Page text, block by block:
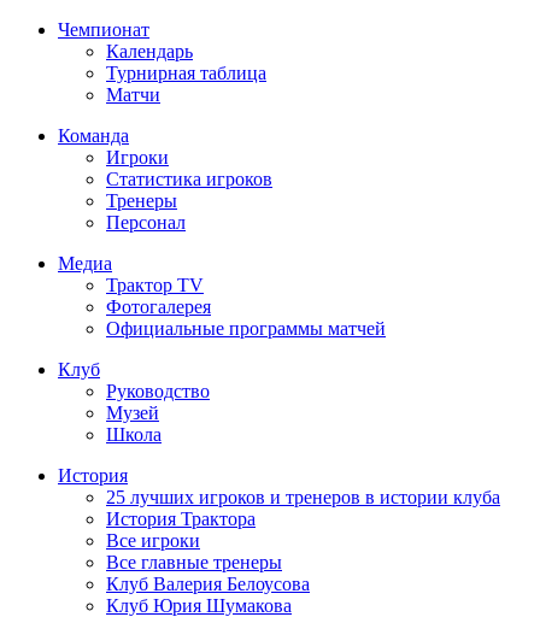
Чемпионат
Календарь
Турнирная таблица
Матчи
Команда
Игроки
Статистика игроков
Тренеры
Персонал
Медиа
Трактор TV
Фотогалерея
Официальные программы матчей
Клуб
Руководство
Музей
Школа
История
25 лучших игроков и тренеров в истории клуба
История Трактора
Все игроки
Все главные тренеры
Клуб Валерия Белоусова
Клуб Юрия Шумакова